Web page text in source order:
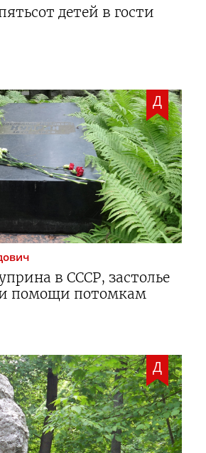
детей в гости
Д
в СССР, застолье
помощи потомкам
Д